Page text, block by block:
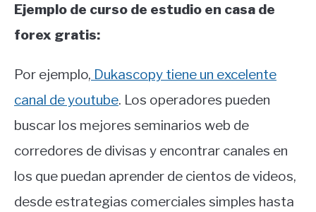
Ejemplo de curso de estudio en casa de
forex gratis:
Por ejemplo, Dukascopy tiene un excelente
canal de youtube. Los operadores pueden
buscar los mejores seminarios web de
corredores de divisas y encontrar canales en
los que puedan aprender de cientos de videos,
desde estrategias comerciales simples hasta